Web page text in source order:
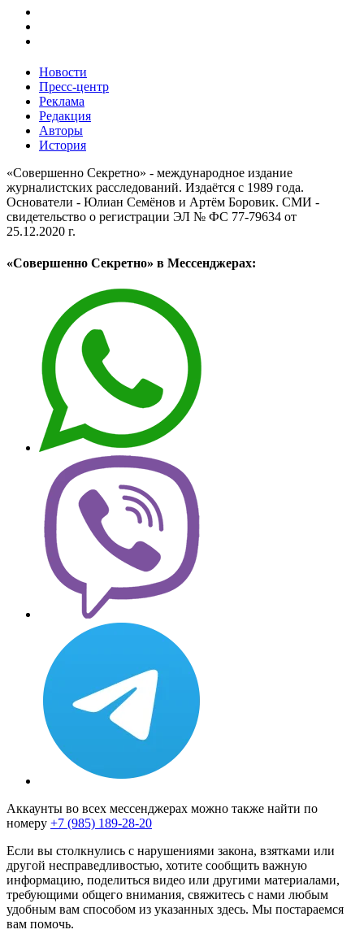
Новости
Пресс-центр
Реклама
Редакция
Авторы
История
«Совершенно Секретно» - международное издание
журналистских расследований. Издаётся с 1989 года.
Основатели - Юлиан Семёнов и Артём Боровик. CМИ -
свидетельство о регистрации ЭЛ № ФС 77-79634 от
25.12.2020 г.
«Совершенно Секретно» в Мессенджерах:
Аккаунты во всех мессенджерах можно также найти по
номеру +7 (985) 189-28-20
Если вы столкнулись с нарушениями закона, взятками или
другой несправедливостью, хотите сообщить важную
информацию, поделиться видео или другими материалами,
требующими общего внимания, свяжитесь с нами любым
удобным вам способом из указанных здесь. Мы постараемся
вам помочь.